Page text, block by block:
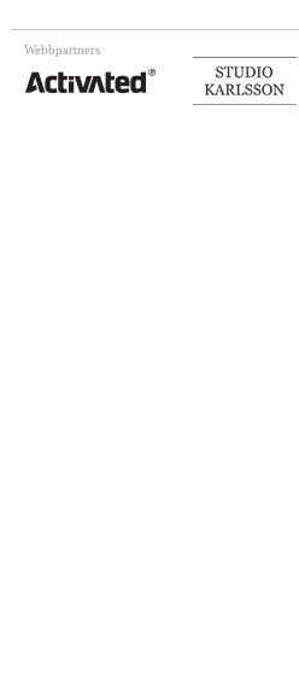
Webbpartners